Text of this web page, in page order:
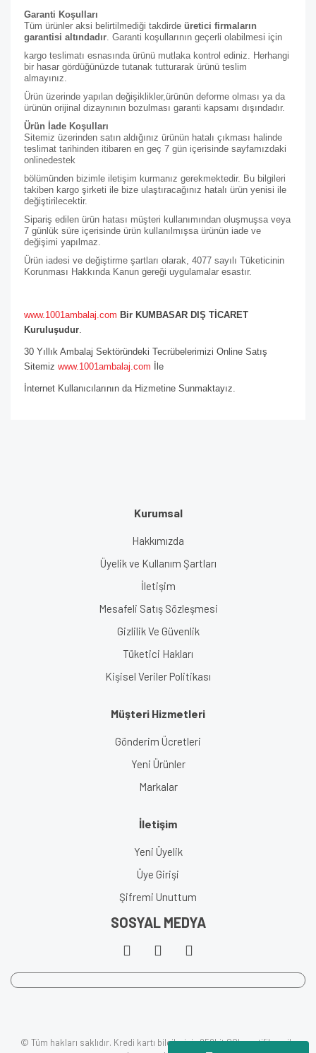
Garanti Koşulları
Tüm ürünler aksi belirtilmediği takdirde üretici firmaların
garantisi altındadır. Garanti koşullarının geçerli olabilmesi için
kargo teslimatı esnasında ürünü mutlaka kontrol ediniz. Herhangi
bir hasar gördüğünüzde tutanak tutturarak ürünü teslim
almayınız.
Ürün üzerinde yapılan değişiklikler,ürünün deforme olması ya da
ürünün orijinal dizaynının bozulması garanti kapsamı dışındadır.
Ürün İade Koşulları
Sitemiz üzerinden satın aldığınız ürünün hatalı çıkması halinde
teslimat tarihinden itibaren en geç 7 gün içerisinde sayfamızdaki
onlinedestek
bölümünden bizimle iletişim kurmanız gerekmektedir. Bu bilgileri
takiben kargo şirketi ile bize ulaştıracağınız hatalı ürün yenisi ile
değiştirilecektir.
Sipariş edilen ürün hatası müşteri kullanımından oluşmuşsa veya
7 günlük süre içerisinde ürün kullanılmışsa ürünün iade ve
değişimi yapılmaz.
Ürün iadesi ve değiştirme şartları olarak, 4077 sayılı Tüketicinin
Korunması Hakkında Kanun gereği uygulamalar esastır.
www.1001ambalaj.com Bir KUMBASAR DIŞ TİCARET
Kuruluşudur.
30 Yıllık Ambalaj Sektöründeki Tecrübelerimizi Online Satış
Sitemiz www.1001ambalaj.com İle
İnternet Kullanıcılarının da Hizmetine Sunmaktayız.
Kurumsal
Hakkımızda
Üyelik ve Kullanım Şartları
İletişim
Mesafeli Satış Sözleşmesi
Gizlilik Ve Güvenlik
Tüketici Hakları
Kişisel Veriler Politikası
Müşteri Hizmetleri
Gönderim Ücretleri
Yeni Ürünler
Markalar
İletişim
Yeni Üyelik
Üye Girişi
Şifremi Unuttum
SOSYAL MEDYA
© Tüm hakları saklıdır. Kredi kartı bilgileriniz 256bit SSL sertifikası ile